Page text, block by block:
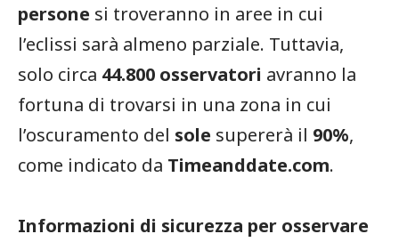
persone si troveranno in aree in cui
l’eclissi sarà almeno parziale. Tuttavia,
solo circa 44.800 osservatori avranno la
fortuna di trovarsi in una zona in cui
l’oscuramento del sole supererà il 90%,
come indicato da Timeanddate.com.
Informazioni di sicurezza per osservare